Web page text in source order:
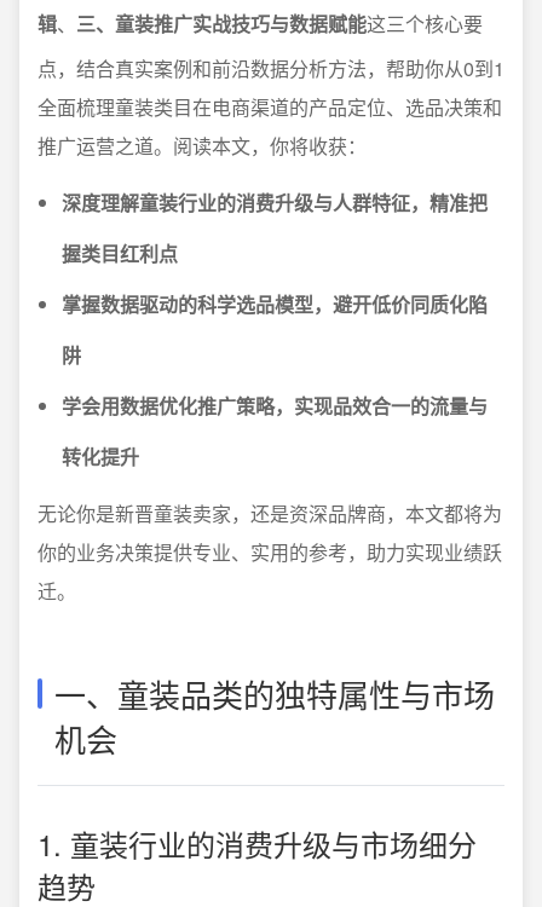
辑、 三、童装推广实战技巧与数据赋能这三个核心要
点，结合真实案例和前沿数据分析方法，帮助你从0到1
全面梳理童装类目在电商渠道的产品定位、选品决策和
推广运营之道。阅读本文，你将收获：
深度理解童装行业的消费升级与人群特征，精准把
握类目红利点
掌握数据驱动的科学选品模型，避开低价同质化陷
阱
学会用数据优化推广策略，实现品效合一的流量与
转化提升
无论你是新晋童装卖家，还是资深品牌商，本文都将为
你的业务决策提供专业、实用的参考，助力实现业绩跃
迁。
一、童装品类的独特属性与市场
机会
1. 童装行业的消费升级与市场细分
趋势